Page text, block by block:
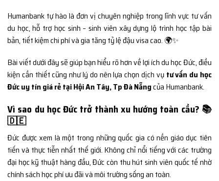
Humanbank tự hào là đơn vị chuyên nghiệp trong lĩnh vực tư vấn
du học, hỗ trợ học sinh – sinh viên xây dựng lộ trình học tập bài
bản, tiết kiệm chi phí và gia tăng tỷ lệ đậu visa cao. 🌍✨
Bài viết dưới đây sẽ giúp bạn hiểu rõ hơn về lợi ích du học Đức, điều
kiện cần thiết cũng như lý do nên lựa chọn dịch vụ tư vấn du học
Đức uy tín giá rẻ tại Hội An Tây, Tp Đà Nẵngcủa Humanbank.
Vì sao du học Đức trở thành xu hướng toàn cầu? 📚
🇩🇪
Đức được xem là một trong những quốc gia có nền giáo dục tiên
tiến và thực tiễn nhất thế giới. Không chỉ nổi tiếng với các trường
đại học kỹ thuật hàng đầu, Đức còn thu hút sinh viên quốc tế nhờ
chính sách học phí ưu đãi và môi trường sống an toàn.